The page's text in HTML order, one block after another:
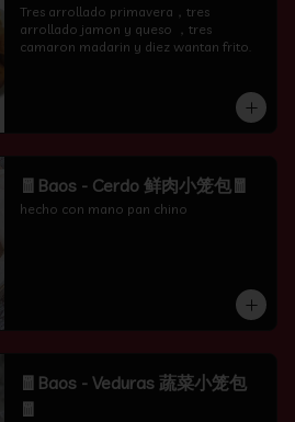
Tres arrollado primavera，tres
arrollado jamon y queso ，tres
camaron madarin y diez wantan frito.
🧧Baos - Cerdo 鲜肉小笼包🧧
hecho con mano pan chino
🧧Baos - Veduras 蔬菜小笼包